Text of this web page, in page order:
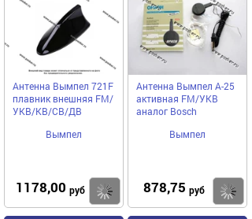
избранное
Антенна Вымпел 721F
плавник внешняя FM/
УКВ/КВ/СВ/ДВ
Вымпел
1178,00 руб Купить
Антенна Вымпел А-25
активная FM/УКВ
аналог Bosch
Вымпел
878,75 руб